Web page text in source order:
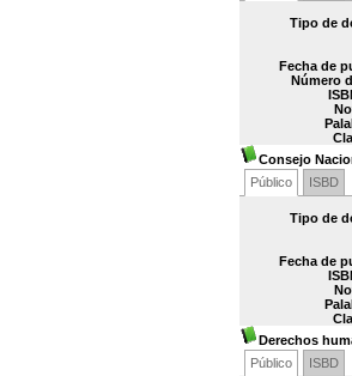
Tipo de
Fecha de
Número
Consejo
Público
ISBD
Tipo de
Fecha de
Derechos
Público
ISBD